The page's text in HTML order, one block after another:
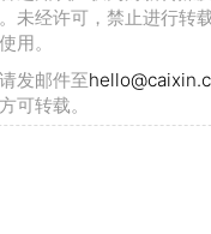
未经许可，禁止进行转
用。
发邮件至
可转载。